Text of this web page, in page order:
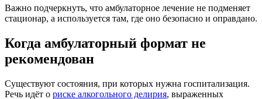
Важно подчеркнуть, что амбулаторное лечение не подменяет
стационар, а используется там, где оно безопасно и оправдано.
Когда амбулаторный формат не
рекомендован
Существуют состояния, при которых нужна госпитализация.
Речь идёт о риске алкогольного делирия, выраженных